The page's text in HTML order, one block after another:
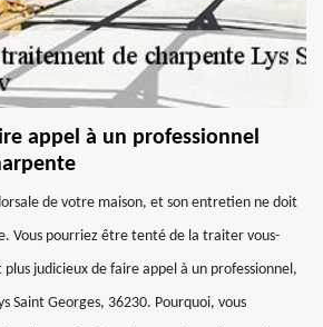
appel à un professionnel
de votre maison, et son entretien ne doit
Vous pourriez être tenté de la traiter vous-
judicieux de faire appel à un professionnel,
Saint Georges, 36230. Pourquoi, vous